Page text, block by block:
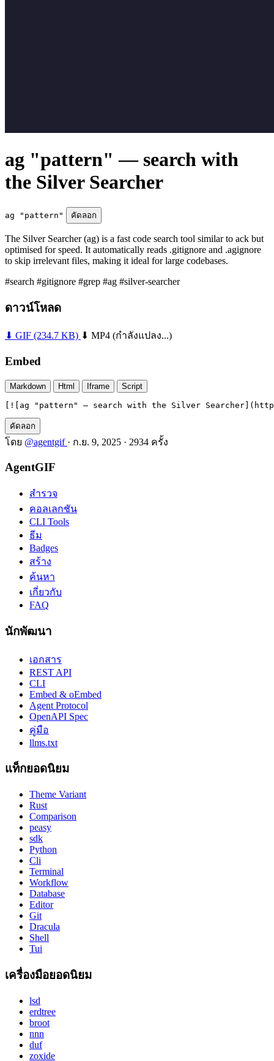
ag "pattern" — search with
the Silver Searcher
ag "pattern" คัดลอก
The Silver Searcher (ag) is a fast code search tool similar to ack but
optimised for speed. It automatically reads .gitignore and .agignore
to skip irrelevant files, making it ideal for large codebases.
#search #gitignore #grep #ag #silver-searcher
ดาวน์โหลด
⬇ GIF (234.7 KB) ⬇ MP4 (กำลังแปลง...)
Embed
Markdown Html Iframe Script
[![ag "pattern" — search with the Silver
คัดลอก
โดย @agentgif · ก.ย. 9, 2025 · 2934 ครั้ง
AgentGIF
สำรวจ
คอลเลกชัน
CLI Tools
ธีม
Badges
สร้าง
ค้นหา
เกี่ยวกับ
FAQ
นักพัฒนา
เอกสาร
REST API
CLI
Embed & oEmbed
Agent Protocol
OpenAPI Spec
คู่มือ
llms.txt
แท็กยอดนิยม
Theme Variant
Rust
Comparison
peasy
sdk
Python
Cli
Terminal
Workflow
Database
Editor
Git
Dracula
Shell
Tui
เครื่องมือยอดนิยม
lsd
erdtree
broot
nnn
duf
zoxide